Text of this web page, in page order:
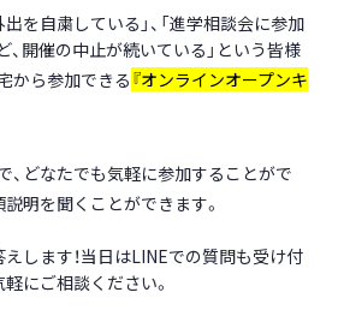
を自粛している」、「進学相談会に参加
、開催の中止が続いている」という皆様
から参加できる 『オンラインオープンキ
、どなたでも気軽に参加することがで
明を聞くことができます。
えします！当日はLINEでの質問も受け付
にご相談ください。